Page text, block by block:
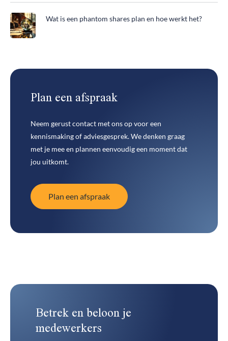
Wat is een phantom shares plan en hoe werkt het?
Plan een afspraak
Neem gerust contact met ons op voor een
kennismaking of adviesgesprek. We denken graag
met je mee en plannen eenvoudig een moment dat
jou uitkomt.
Plan een afspraak
Plan een afspraak
Betrek en beloon je
medewerkers